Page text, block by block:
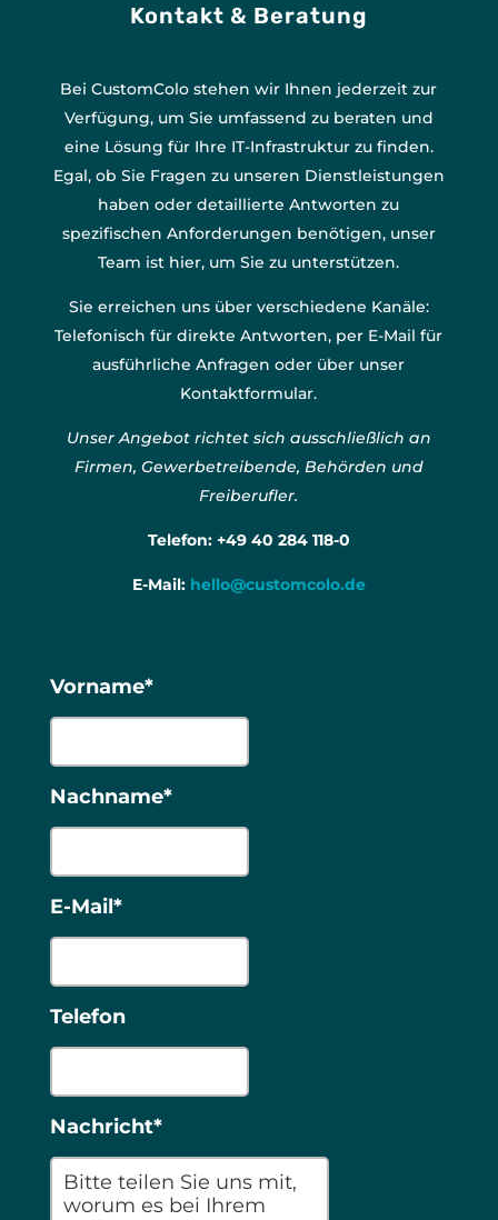
Kontakt & Beratung
Bei CustomColo stehen wir Ihnen jederzeit zur
Verfügung, um Sie umfassend zu beraten und
eine Lösung für Ihre IT-Infrastruktur zu finden.
Egal, ob Sie Fragen zu unseren Dienstleistungen
haben oder detaillierte Antworten zu
spezifischen Anforderungen benötigen, unser
Team ist hier, um Sie zu unterstützen.
Sie erreichen uns über verschiedene Kanäle:
Telefonisch für direkte Antworten, per E-Mail für
ausführliche Anfragen oder über unser
Kontaktformular.
Unser Angebot richtet sich ausschließlich an
Firmen, Gewerbetreibende, Behörden und
Freiberufler.
Telefon: +49 40 284 118-0
E-Mail: hello@customcolo.de
Vorname*
Nachname*
E-Mail*
Telefon
Nachricht*